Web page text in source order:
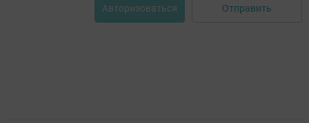
Авторизоваться Отправить